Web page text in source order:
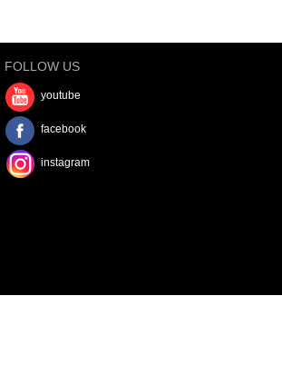
FOLLOW US
youtube
facebook
instagram